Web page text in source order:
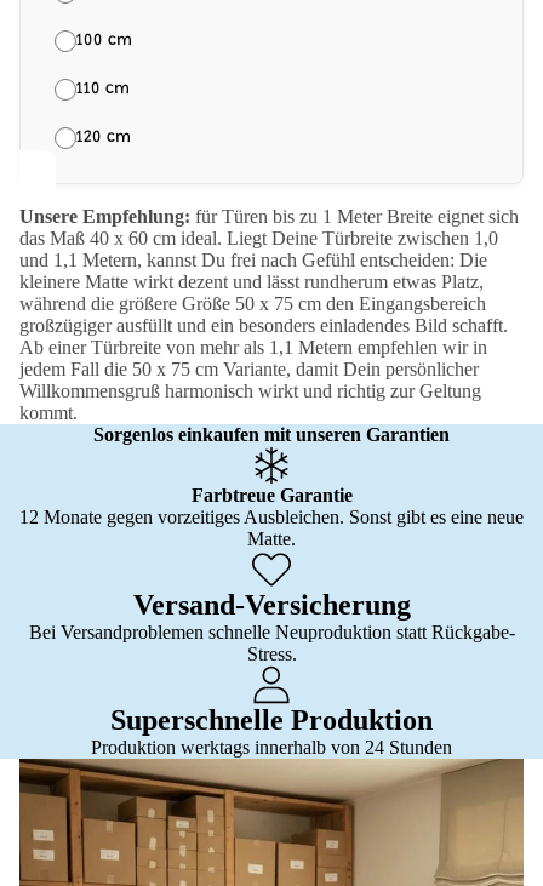
100 cm
110 cm
120 cm
Unsere Empfehlung: für Türen bis zu 1 Meter Breite eignet sich
das Maß 40 x 60 cm ideal. Liegt Deine Türbreite zwischen 1,0
und 1,1 Metern, kannst Du frei nach Gefühl entscheiden: Die
kleinere Matte wirkt dezent und lässt rundherum etwas Platz,
während die größere Größe 50 x 75 cm den Eingangsbereich
großzügiger ausfüllt und ein besonders einladendes Bild schafft.
Ab einer Türbreite von mehr als 1,1 Metern empfehlen wir in
jedem Fall die 50 x 75 cm Variante, damit Dein persönlicher
Willkommensgruß harmonisch wirkt und richtig zur Geltung
kommt.
Sorgenlos einkaufen mit unseren Garantien
Farbtreue Garantie
12 Monate gegen vorzeitiges Ausbleichen. Sonst gibt es eine neue
Matte.
Versand-Versicherung
Bei Versandproblemen schnelle Neuproduktion statt Rückgabe-
Stress.
Superschnelle Produktion
Produktion werktags innerhalb von 24 Stunden